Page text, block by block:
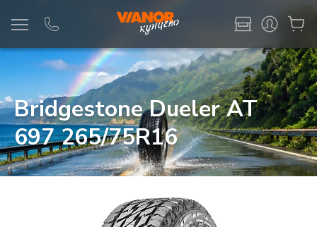
Bridgestone Dueler AT
697 265/75R16
Информация Фото товара